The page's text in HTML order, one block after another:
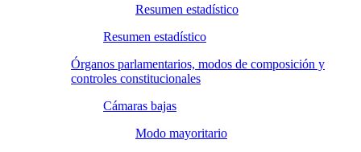
Resumen estadístico
Resumen estadístico
Órganos parlamentarios, modos de composición y
controles constitucionales
Cámaras bajas
Modo mayoritario